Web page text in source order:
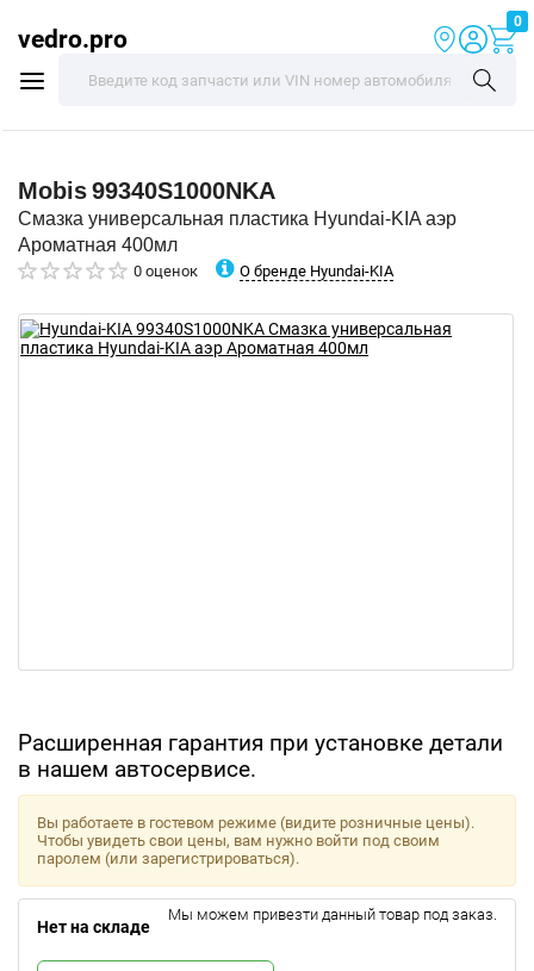
vedro.pro
0
Mobis99340S1000NKA
Смазка универсальная пластика Hyundai-KIA аэр
Ароматная 400мл
0 оценок О бренде Hyundai-KIA
Расширенная гарантия при установке детали
в нашем автосервисе.
Вы работаете в гостевом режиме (видите розничные цены).
Чтобы увидеть свои цены, вам нужно войти под своим
паролем (или зарегистрироваться).
Нет на складе
Мы можем привезти данный товар под заказ.